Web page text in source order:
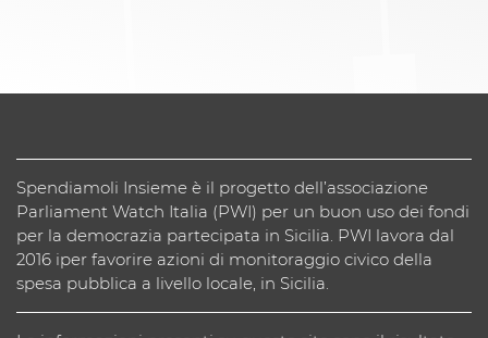
Spendiamoli Insieme è il progetto dell’associazione
Parliament Watch Italia (PWI) per un buon uso dei fondi
per la democrazia partecipata in Sicilia. PWI lavora dal
2016 iper favorire azioni di monitoraggio civico della
spesa pubblica a livello locale, in Sicilia.